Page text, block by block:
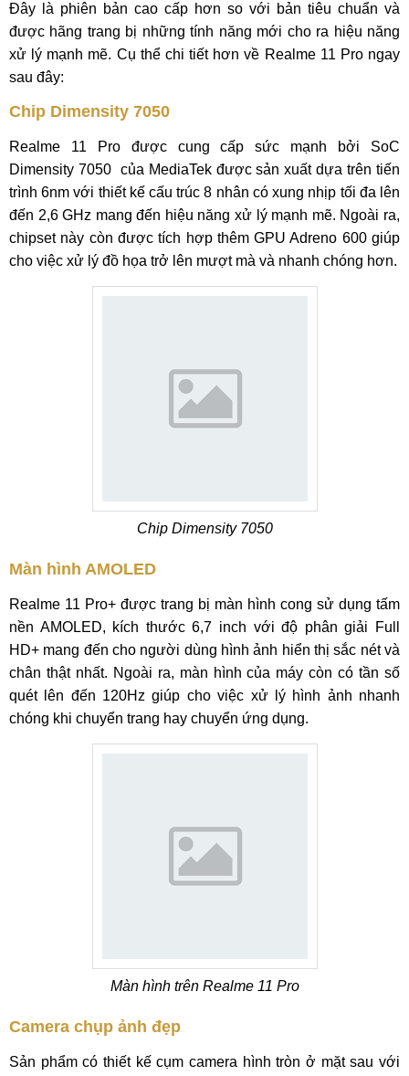
Đây là phiên bản cao cấp hơn so với bản tiêu chuẩn và
được hãng trang bị những tính năng mới cho ra hiệu năng
xử lý mạnh mẽ. Cụ thể chi tiết hơn về Realme 11 Pro ngay
sau đây:
Chip Dimensity 7050
Realme 11 Pro được cung cấp sức mạnh bởi SoC
Dimensity 7050 của MediaTek được sản xuất dựa trên tiến
trình 6nm với thiết kế cấu trúc 8 nhân có xung nhịp tối đa lên
đến 2,6 GHz mang đến hiệu năng xử lý mạnh mẽ. Ngoài ra,
chipset này còn được tích hợp thêm GPU Adreno 600 giúp
cho việc xử lý đồ họa trở lên mượt mà và nhanh chóng hơn.
Chip Dimensity 7050
Màn hình AMOLED
Realme 11 Pro+ được trang bị màn hình cong sử dụng tấm
nền AMOLED, kích thước 6,7 inch với độ phân giải Full
HD+ mang đến cho người dùng hình ảnh hiển thị sắc nét và
chân thật nhất. Ngoài ra, màn hình của máy còn có tần số
quét lên đến 120Hz giúp cho việc xử lý hình ảnh nhanh
chóng khi chuyển trang hay chuyển ứng dụng.
Màn hình trên Realme 11 Pro
Camera chụp ảnh đẹp
Sản phẩm có thiết kế cụm camera hình tròn ở mặt sau với